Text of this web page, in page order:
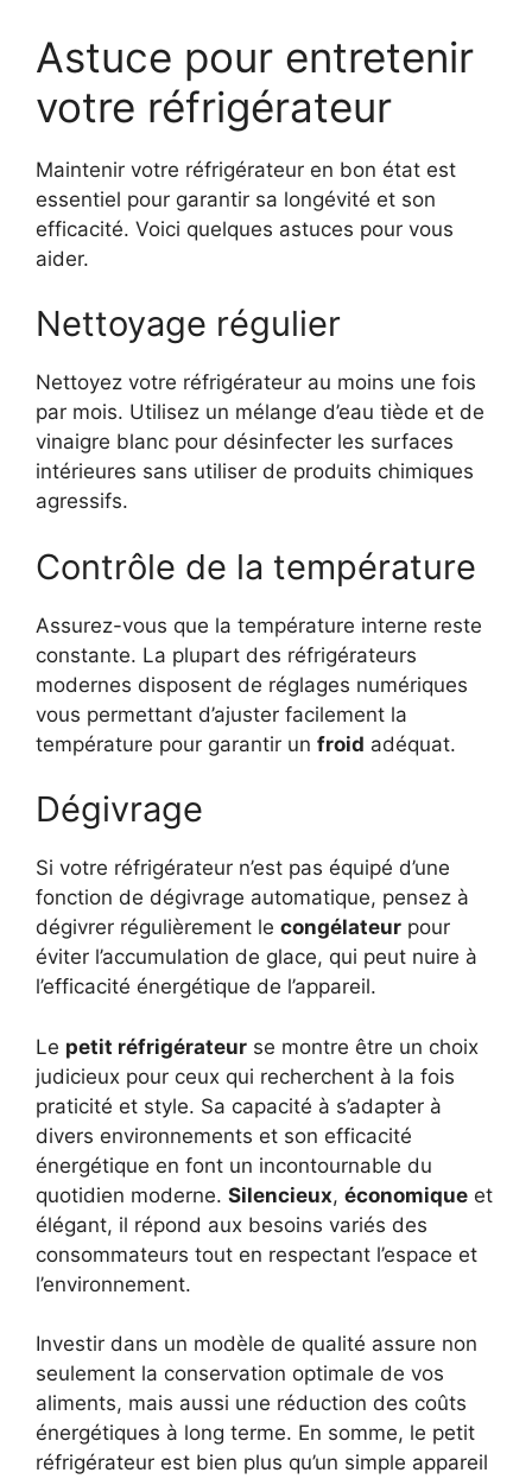
Astuce pour entretenir
votre réfrigérateur
Maintenir votre réfrigérateur en bon état est
essentiel pour garantir sa longévité et son
efficacité. Voici quelques astuces pour vous
aider.
Nettoyage régulier
Nettoyez votre réfrigérateur au moins une fois
par mois. Utilisez un mélange d’eau tiède et de
vinaigre blanc pour désinfecter les surfaces
intérieures sans utiliser de produits chimiques
agressifs.
Contrôle de la température
Assurez-vous que la température interne reste
constante. La plupart des réfrigérateurs
modernes disposent de réglages numériques
vous permettant d’ajuster facilement la
température pour garantir un froid adéquat.
Dégivrage
Si votre réfrigérateur n’est pas équipé d’une
fonction de dégivrage automatique, pensez à
dégivrer régulièrement le congélateur pour
éviter l’accumulation de glace, qui peut nuire à
l’efficacité énergétique de l’appareil.
Le petit réfrigérateur se montre être un choix
judicieux pour ceux qui recherchent à la fois
praticité et style. Sa capacité à s’adapter à
divers environnements et son efficacité
énergétique en font un incontournable du
quotidien moderne. Silencieux, économique et
élégant, il répond aux besoins variés des
consommateurs tout en respectant l’espace et
l’environnement.
Investir dans un modèle de qualité assure non
seulement la conservation optimale de vos
aliments, mais aussi une réduction des coûts
énergétiques à long terme. En somme, le petit
réfrigérateur est bien plus qu’un simple appareil